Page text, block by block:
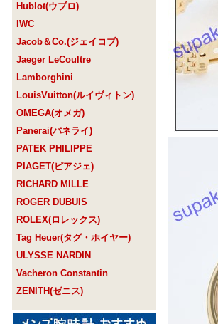
Hublot(ウブロ)
IWC
Jacob＆Co.(ジェイコブ)
Jaeger LeCoultre
Lamborghini
LouisVuitton(ルイヴィトン)
OMEGA(オメガ)
Panerai(パネライ)
PATEK PHILIPPE
PIAGET(ピアジェ)
RICHARD MILLE
ROGER DUBUIS
ROLEX(ロレックス)
Tag Heuer(タグ・ホイヤー)
ULYSSE NARDIN
Vacheron Constantin
ZENITH(ゼニス)